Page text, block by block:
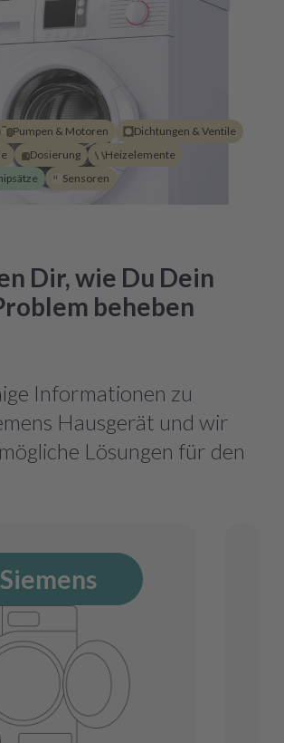
Pumpen & Motoren
Dichtungen & Ventile
Dosierung
Heizelemente
Sensoren
Dir, wie Du Dein
beheben
Informationen zu
Hausgerät und wir
Lösungen für den
Siemens